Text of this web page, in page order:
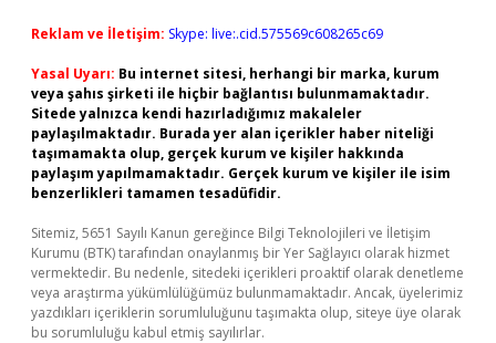
Reklam ve İletişim: Skype: live:.cid.575569c608265c69
Yasal Uyarı: Bu internet sitesi, herhangi bir marka, kurum
veya şahıs şirketi ile hiçbir bağlantısı bulunmamaktadır.
Sitede yalnızca kendi hazırladığımız makaleler
paylaşılmaktadır. Burada yer alan içerikler haber niteliği
taşımamakta olup, gerçek kurum ve kişiler hakkında
paylaşım yapılmamaktadır. Gerçek kurum ve kişiler ile isim
benzerlikleri tamamen tesadüfidir.
Sitemiz, 5651 Sayılı Kanun gereğince Bilgi Teknolojileri ve İletişim
Kurumu (BTK) tarafından onaylanmış bir Yer Sağlayıcı olarak hizmet
vermektedir. Bu nedenle, sitedeki içerikleri proaktif olarak denetleme
veya araştırma yükümlülüğümüz bulunmamaktadır. Ancak, üyelerimiz
yazdıkları içeriklerin sorumluluğunu taşımakta olup, siteye üye olarak
bu sorumluluğu kabul etmiş sayılırlar.